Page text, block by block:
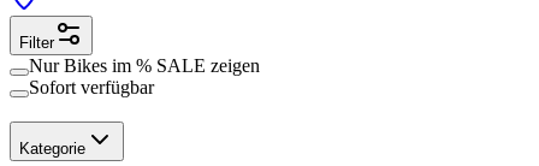
Filter
Nur Bikes im % SALE zeigen
Sofort verfügbar
Kategorie